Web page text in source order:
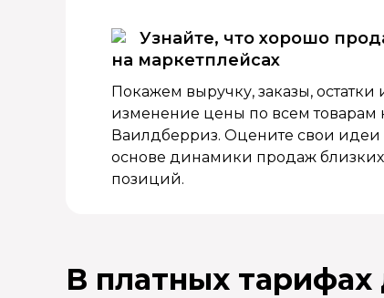
Узнайте, что хорошо
на маркетплейсах
Покажем выручку, заказы, остатки
изменение цены по всем товарам
Ваилдберриз. Оцените свои идеи
основе динамики продаж близких
позиций.
В платных